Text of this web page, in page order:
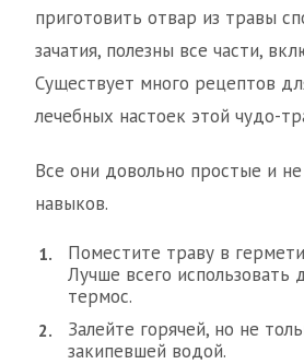
приготовить отвар из травы
зачатия, полезны все части,
Существует много рецептов
лечебных настоек этой чудо-
Все они довольно простые и
навыков.
Поместите траву в
Лучше всего использовать
термос.
Залейте горячей, но не
закипевшей водой.